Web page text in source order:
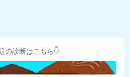
の診断はこちら👇